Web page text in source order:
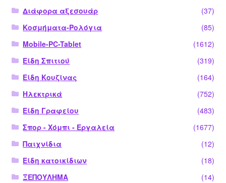
Διάφορα αξεσουάρ
(37)
Κοσμήματα-Ρολόγια
(85)
Mobile-PC-Tablet
(1612)
Είδη Σπιτιού
(319)
Είδη Κουζίνας
(164)
Ηλεκτρικά
(752)
Είδη Γραφείου
(483)
Σπορ - Χόμπι - Εργαλεία
(1677)
Παιχνίδια
(12)
Είδη κατοικίδιων
(18)
ΞΕΠΟΥΛΗΜΑ
(14)